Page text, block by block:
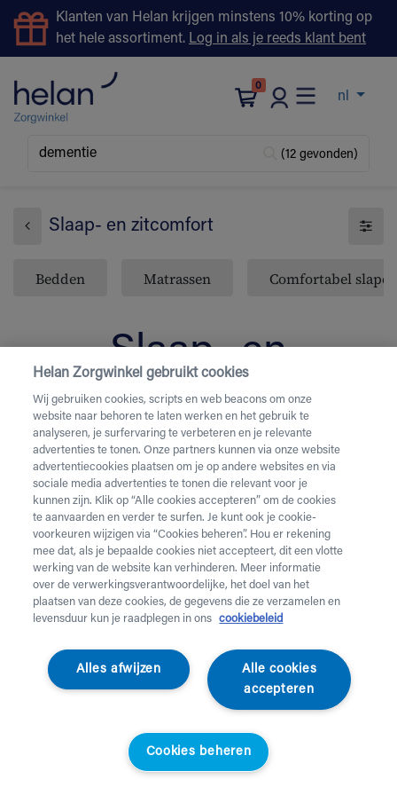
Klanten van Helan krijgen minstens 10% korting op
het hele assortiment. Log in als je reeds klant bent
0
nl
(12 gevonden)
Slaap- en zitcomfort
Bedden Matrassen Comfortabel slapen
Slaap- en
zitcomfort
Preventiebonus
Bedverlichting Led
Able2
Verzwaard deken
€249,95
Helan Zorgwinkel gebruikt cookies
Wij gebruiken cookies, scripts en web beacons om onze
website naar behoren te laten werken en het gebruik te
analyseren, je surfervaring te verbeteren en je relevante
advertenties te tonen. Onze partners kunnen via onze website
advertentiecookies plaatsen om je op andere websites en via
sociale media advertenties te tonen die relevant voor je
kunnen zijn. Klik op “Alle cookies accepteren” om de cookies
te aanvaarden en verder te surfen. Je kunt ook je cookie-
voorkeuren wijzigen via “Cookies beheren”. Hou er rekening
mee dat, als je bepaalde cookies niet accepteert, dit een vlotte
werking van de website kan verhinderen. Meer informatie
over de verwerkingsverantwoordelijke, het doel van het
plaatsen van deze cookies, de gegevens die ze verzamelen en
levensduur kun je raadplegen in ons
cookiebeleid
Alle cookies
accepteren
Alles afwijzen
Cookies beheren